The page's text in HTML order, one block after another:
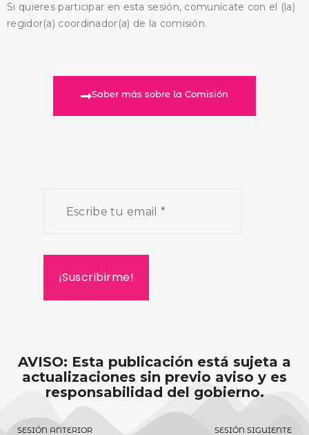
Si quieres participar en esta sesión, comunícate con el (la)
regidor(a) coordinador(a) de la comisión.
Saber más sobre la Comisión
AVISO: Esta publicación está sujeta a
actualizaciones sin previo aviso y es
responsabilidad del gobierno.
SESIÓN ANTERIOR SESIÓN SIGUIENTE